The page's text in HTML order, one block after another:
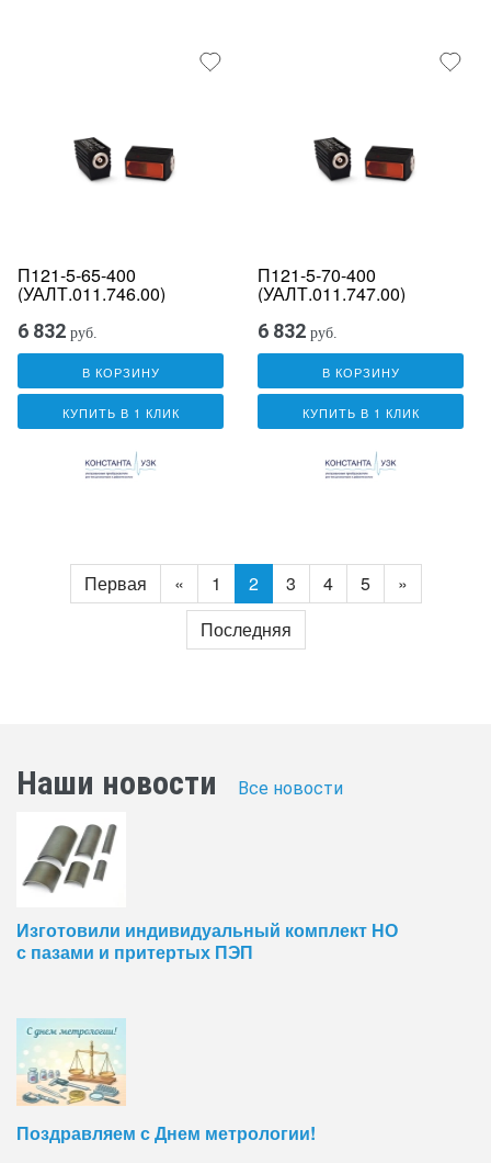
П121-5-65-400
(УАЛТ.011.746.00)
6 832 руб.
В КОРЗИНУ
КУПИТЬ В 1 КЛИК
П121-5-70-400
(УАЛТ.011.747.00)
6 832 руб.
В КОРЗИНУ
КУПИТЬ В 1 КЛИК
Первая « 1 2 3 4 5
»
Последняя
Наши новости Все новости
Изготовили индивидуальный комплект НО
с пазами и притертых ПЭП
Поздравляем с Днем метрологии!